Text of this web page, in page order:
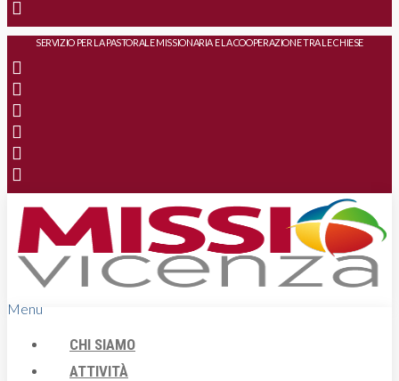
SERVIZIO PER LA PASTORALE MISSIONARIA E LA COOPERAZIONE TRA LE CHIESE
Menu
CHI SIAMO
ATTIVITÀ